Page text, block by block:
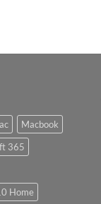
Macbook
365
Home